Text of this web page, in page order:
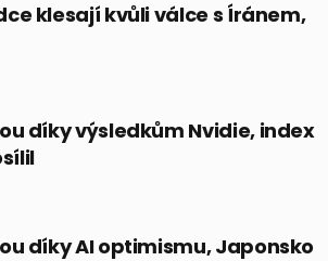
klesají kvůli válce s Íránem,
díky výsledkům Nvidie, index
díky AI optimismu, Japonsko